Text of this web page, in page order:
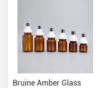
Bruine Amber Glass